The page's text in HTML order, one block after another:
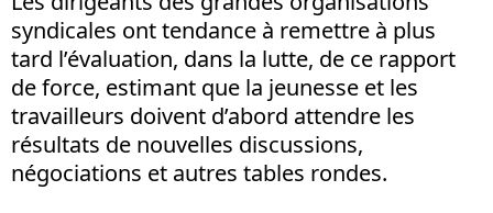
syndicales ont tendance à remettre à plus
tard l’évaluation, dans la lutte, de ce rapport
de force, estimant que la jeunesse et les
travailleurs doivent d’abord attendre les
résultats de nouvelles discussions,
négociations et autres tables rondes.